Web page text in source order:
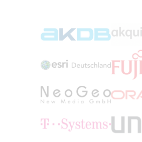
(Öffnet
(Öffnet externen Link)
(Öffnet